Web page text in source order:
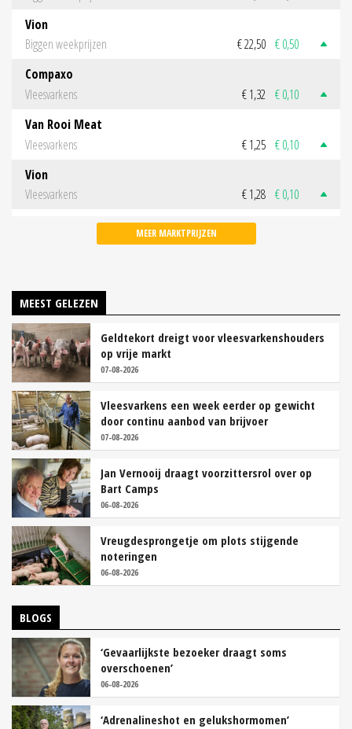
Vion
Biggen weekprijzen
€ 22,50 € 0,50
Compaxo
Vleesvarkens
€ 1,32 € 0,10
Van Rooi Meat
Vleesvarkens
€ 1,25 € 0,10
Vion
Vleesvarkens
€ 1,28 € 0,10
MEER MARKTPRIJZEN
MEEST GELEZEN
Geldtekort dreigt voor vleesvarkenshouders
op vrije markt
07-08-2026
Vleesvarkens een week eerder op gewicht
door continu aanbod van brijvoer
07-08-2026
Jan Vernooij draagt voorzittersrol over op
Bart Camps
06-08-2026
Vreugdesprongetje om plots stijgende
noteringen
06-08-2026
BLOGS
‘Gevaarlijkste bezoeker draagt soms
overschoenen’
06-08-2026
‘Adrenalineshot en gelukshormomen’